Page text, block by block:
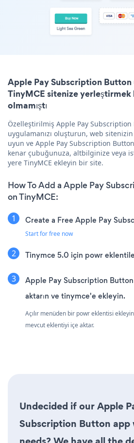
Apple Pay Subscription Button
TinyMCE sitenize
olmamıştı
Özelleştirilmiş Apple Pay Subscription
uygulamanızı oluşturun, web
uyun ve Apple Pay Subscription Button
kenar çubuğunuza, altbilginize veya
yere TinyMCE ekleyin bir site.
How To Add a Apple Pay
on TinyMCE:
Create a Free Apple Pay
Start for free now
Tinymce 5.0 için powr
Apple Pay Subscription
aktarın ve tinymce'e ekleyin.
Açılır menüden bir powr eklentisi
mevcut eklentiyi içe aktar.
Undecided if our Apple
Subscription Button app